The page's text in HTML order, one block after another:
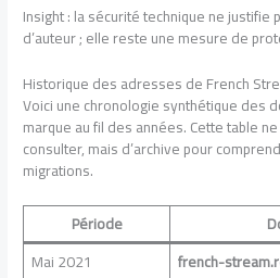
Insight : la sécurité technique ne
d’auteur ; elle reste une mesure de
Historique des adresses de French
Voici une chronologie synthétique des
marque au fil des années. Cette table
consulter, mais d’archive pour
migrations.
Période
Mai 2021
french-